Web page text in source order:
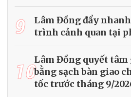
9
Lâm Đồng đẩy
trình cảnh quan tại
10Lâm Đồng quyết
bằng sạch bàn giao
tốc trước tháng 9/